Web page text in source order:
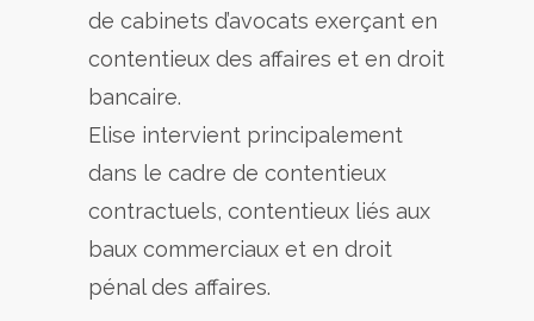
de cabinets d’avocats exerçant en
contentieux des affaires et en droit
bancaire.
Elise intervient principalement
dans le cadre de contentieux
contractuels, contentieux liés aux
baux commerciaux et en droit
pénal des affaires.